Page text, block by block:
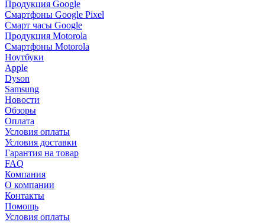
Продукция Google
Смартфоны Google Pixel
Смарт часы Google
Продукция Motorola
Смартфоны Motorola
Ноутбуки
Apple
Dyson
Samsung
Новости
Обзоры
Оплата
Условия оплаты
Условия доставки
Гарантия на товар
FAQ
Компания
О компании
Контакты
Помощь
Условия оплаты